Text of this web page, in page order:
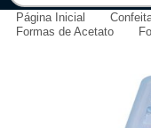
Página Inicial
Formas de Acetato